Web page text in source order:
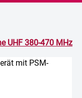
UHF 380-470 MHz